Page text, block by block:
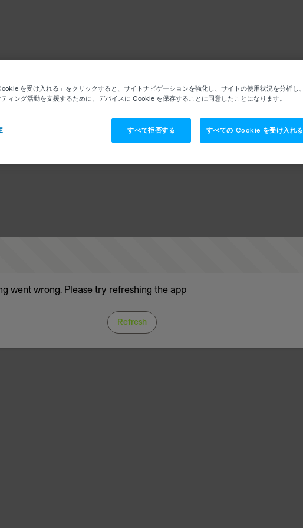
went wrong. Please try refreshing the app
Refresh
を受け入れる」をクリックすると、サイトナビゲーションを強化し、サイトの使用状況を分析し、
ィング活動を支援するために、デバイスに Cookie を保存することに同意したことになります。
すべて拒否する すべての Cookie を受け入れる